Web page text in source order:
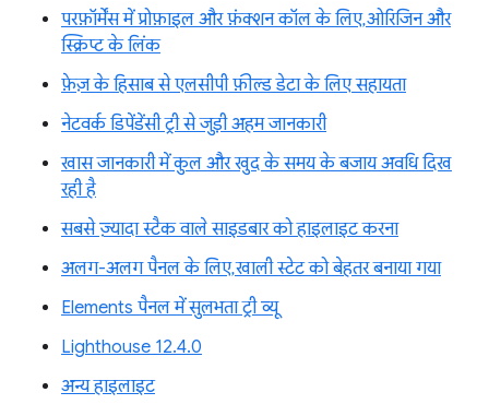
परफ़ॉर्मेंस में प्रोफ़ाइल और फ़ंक्शन कॉल के लिए, ओरिजिन और
स्क्रिप्ट के लिंक
फ़ेज़ के हिसाब से एलसीपी फ़ील्ड डेटा के लिए सहायता
नेटवर्क डिपेंडेंसी ट्री से जुड़ी अहम जानकारी
खास जानकारी में कुल और खुद के समय के बजाय अवधि दिख
रही है
सबसे ज़्यादा स्टैक वाले साइडबार को हाइलाइट करना
अलग-अलग पैनल के लिए, खाली स्टेट को बेहतर बनाया गया
Elements पैनल में सुलभता ट्री व्यू
Lighthouse 12.4.0
अन्य हाइलाइट